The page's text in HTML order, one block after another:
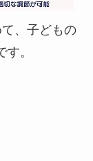
、子どもの
。